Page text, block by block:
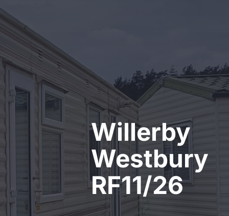
Willerby
Westbury
RF11/26